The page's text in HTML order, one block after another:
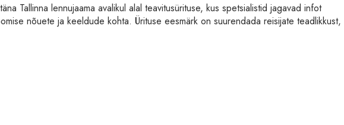
Tallinna lennujaama avalikul alal teavitusürituse, kus spetsialistid jagavad infot
nõuete ja keeldude kohta. Ürituse eesmärk on suurendada reisijate teadlikkust,